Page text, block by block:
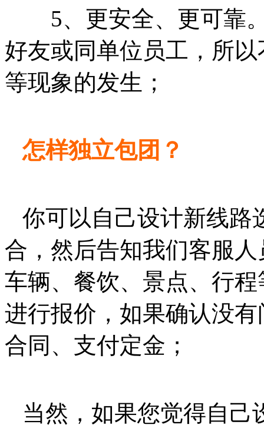
5、更安全、更可靠。
好友或同单位员工，所
等现象的发生；
怎样独立包团？
你可以自己设计新线路
合，然后告知我们客服
车辆、餐饮、景点、行
进行报价，如果确认没
合同、支付定金；
当然，如果您觉得自己